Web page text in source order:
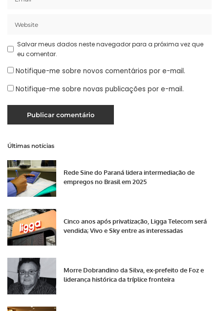
Salvar meus dados neste navegador para a próxima vez que
eu comentar.
Notifique-me sobre novos comentários por e-mail.
Notifique-me sobre novas publicações por e-mail.
Últimas notícias
Rede Sine do Paraná lidera intermediação de
empregos no Brasil em 2025
Cinco anos após privatização, Ligga Telecom será
vendida; Vivo e Sky entre as interessadas
Morre Dobrandino da Silva, ex-prefeito de Foz e
liderança histórica da tríplice fronteira